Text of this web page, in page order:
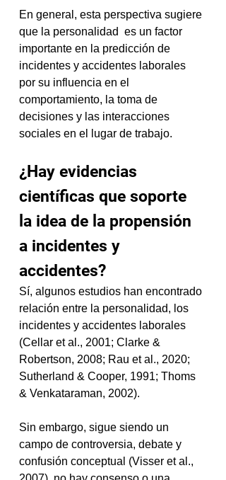
En general, esta perspectiva sugiere
que la personalidad  es un factor
importante en la predicción de
incidentes y accidentes laborales
por su influencia en el
comportamiento, la toma de
decisiones y las interacciones
sociales en el lugar de trabajo.
¿Hay evidencias
científicas que soporte
la idea de la propensión
a incidentes y
accidentes?
Sí, algunos estudios han encontrado
relación entre la personalidad, los
incidentes y accidentes laborales
(Cellar et al., 2001; Clarke &
Robertson, 2008; Rau et al., 2020;
Sutherland & Cooper, 1991; Thoms
& Venkataraman, 2002).
Sin embargo, sigue siendo un
campo de controversia, debate y
confusión conceptual (Visser et al.,